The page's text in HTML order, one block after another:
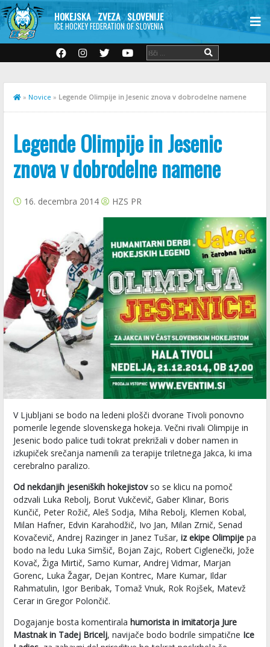
HOKEJSKA ZVEZA SLOVENIJE
ICE HOCKEY FEDERATION OF SLOVENIA
» Novice » Legende Olimpije in Jesenic znova v dobrodelne namene
Legende Olimpije in Jesenic
znova v dobrodelne namene
16. decembra 2014 HZS PR
V Ljubljani se bodo na ledeni plošči dvorane Tivoli ponovno
pomerile legende slovenskega hokeja. Večni rivali Olimpije in
Jesenic bodo palice tudi tokrat prekrižali v dober namen in
izkupiček srečanja namenili za terapije triletnega Jakca, ki ima
cerebralno paralizo.
Od nekdanjih jeseniških hokejistovso se klicu na pomoč
odzvali Luka Rebolj, Borut Vukčevič, Gaber Klinar, Boris
Kunčič, Peter Rožič, Aleš Sodja, Miha Rebolj, Klemen Kobal,
Milan Hafner, Edvin Karahodžič, Ivo Jan, Milan Zrnič, Senad
Kovačevič, Andrej Razinger in Janez Tušar, iz ekipe Olimpije pa
bodo na ledu Luka Simšič, Bojan Zajc, Robert Ciglenečki, Jože
Kovač, Žiga Mirtič, Samo Kumar, Andrej Vidmar, Marjan
Gorenc, Luka Žagar, Dejan Kontrec, Mare Kumar, Ildar
Rahmatulin, Igor Beribak, Tomaž Vnuk, Rok Rojšek, Matevž
Cerar in Gregor Polončič.
Dogajanje bosta komentirala humorista in imitatorja Jure
Mastnak in Tadej Bricelj, navijače bodo bodrile simpatične Ice